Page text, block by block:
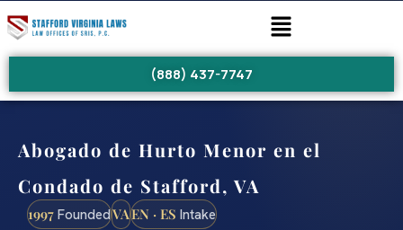
(888) 437-7747
Abogado de Hurto Menor en el
Condado de Stafford, VA
1997 FoundedVAEN · ES Intake